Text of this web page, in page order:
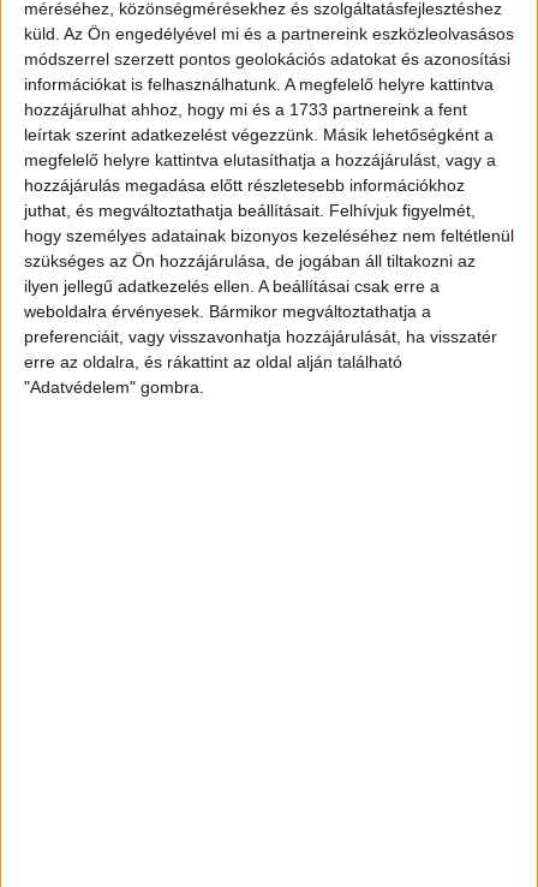
méréséhez, közönségmérésekhez és szolgáltatásfejlesztéshez
küld. Az Ön engedélyével mi és a partnereink eszközleolvasásos
módszerrel szerzett pontos geolokációs adatokat és azonosítási
információkat is felhasználhatunk. A megfelelő helyre kattintva
hozzájárulhat ahhoz, hogy mi és a 1733 partnereink a fent
leírtak szerint adatkezelést végezzünk. Másik lehetőségként a
megfelelő helyre kattintva elutasíthatja a hozzájárulást, vagy a
hozzájárulás megadása előtt részletesebb információkhoz
juthat, és megváltoztathatja beállításait. Felhívjuk figyelmét,
hogy személyes adatainak bizonyos kezeléséhez nem feltétlenül
szükséges az Ön hozzájárulása, de jogában áll tiltakozni az
ilyen jellegű adatkezelés ellen. A beállításai csak erre a
weboldalra érvényesek. Bármikor megváltoztathatja a
preferenciáit, vagy visszavonhatja hozzájárulását, ha visszatér
erre az oldalra, és rákattint az oldal alján található
"Adatvédelem" gombra.
Mindhárom csoportmérkőzését megnyerte a magyar ifjúsági válogatott az
U18-as vilégbajnokságon,...Bővebben →
SORSOLTAK AZ NB I/B-BEN
2026.07.31. 19:57
Akadémistáink az előző évekhez hasonlóan a 2026/2027-es szezonban is
megméretteti... Bővebben →
U18-AS VB: KEZDŐDIK!
2026.07.28. 13:42
Első világbajnokságára készül a 2008-2009-es születésű játékosok alkotta
magyar ifjúsági...Bővebben →
AKADÉMIA TV